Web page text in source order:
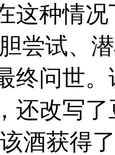
这种情
尝试、
终问世
还改写
酒获得